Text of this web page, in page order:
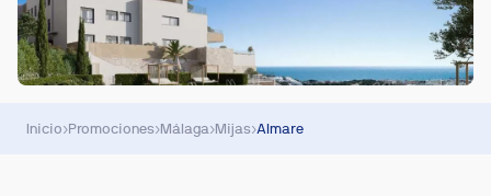
Inicio›Promociones›Málaga›Mijas›Almare